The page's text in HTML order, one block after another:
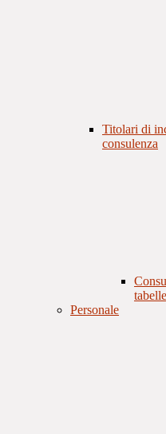
Titolari di
consulenza
Personale